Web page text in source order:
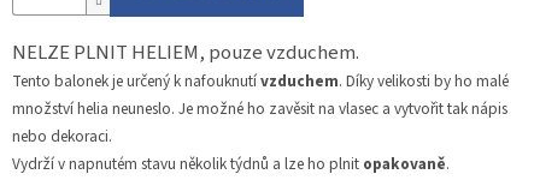
NELZE PLNIT HELIEM, pouze vzduchem.
Tento balonek je určený k nafouknutívzduchem. Díky velikosti by ho malé
množství helia neuneslo. Je možné ho zavěsit na vlasec a vytvořit tak nápis
nebo dekoraci.
Vydrží v napnutém stavu několik týdnů a lze ho plnit opakovaně.